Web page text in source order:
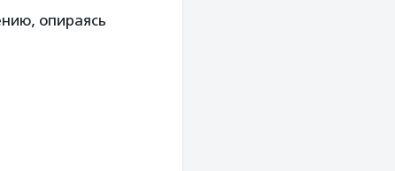
опираясь